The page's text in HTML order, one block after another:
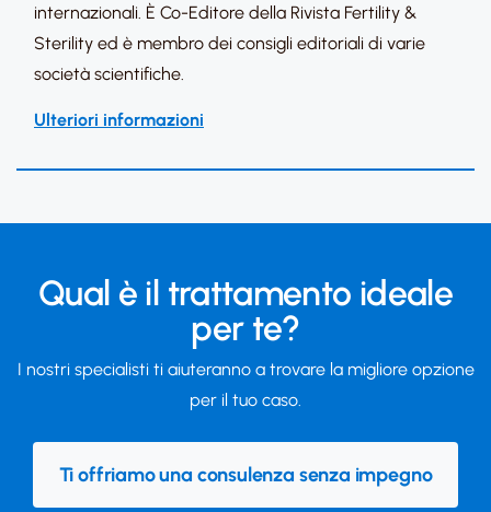
internazionali. È Co-Editore della Rivista Fertility &
Sterility ed è membro dei consigli editoriali di varie
società scientifiche.
Ulteriori informazioni
Qual è il trattamento ideale
per te?
I nostri specialisti ti aiuteranno a trovare la migliore opzione
per il tuo caso.
Ti offriamo una consulenza senza impegno